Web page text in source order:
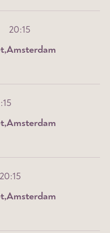
20:15
Amsterdam
Amsterdam
20:15
Amsterdam